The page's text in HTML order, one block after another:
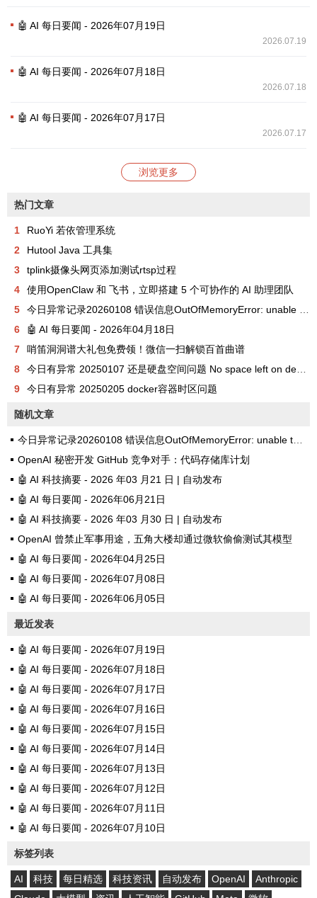
🤖 AI 每日要闻 - 2026年07月19日
2026.07.19
🤖 AI 每日要闻 - 2026年07月18日
2026.07.18
🤖 AI 每日要闻 - 2026年07月17日
2026.07.17
浏览更多
热门文章
1
RuoYi 若依管理系统
2
Hutool Java 工具集
3
tplink摄像头网页添加测试rtsp过程
4
使用OpenClaw 和 飞书，立即搭建 5 个可协作的 AI 助理团队
5
今日异常记录20260108 错误信息OutOfMemoryError: unable to create new native thread
6
🤖 AI 每日要闻 - 2026年04月18日
7
哨笛洞洞谱大礼包免费领！微信一扫解锁百首曲谱
8
今日有异常 20250107 还是硬盘空间问题 No space left on device
9
今日有异常 20250205 docker容器时区问题
随机文章
今日异常记录20260108 错误信息OutOfMemoryError: unable to create new native thread
OpenAI 秘密开发 GitHub 竞争对手：代码存储库计划
🤖 AI 科技摘要 - 2026 年03 月21 日 | 自动发布
🤖 AI 每日要闻 - 2026年06月21日
🤖 AI 科技摘要 - 2026 年03 月30 日 | 自动发布
OpenAI 曾禁止军事用途，五角大楼却通过微软偷偷测试其模型
🤖 AI 每日要闻 - 2026年04月25日
🤖 AI 每日要闻 - 2026年07月08日
🤖 AI 每日要闻 - 2026年06月05日
最近发表
🤖 AI 每日要闻 - 2026年07月19日
🤖 AI 每日要闻 - 2026年07月18日
🤖 AI 每日要闻 - 2026年07月17日
🤖 AI 每日要闻 - 2026年07月16日
🤖 AI 每日要闻 - 2026年07月15日
🤖 AI 每日要闻 - 2026年07月14日
🤖 AI 每日要闻 - 2026年07月13日
🤖 AI 每日要闻 - 2026年07月12日
🤖 AI 每日要闻 - 2026年07月11日
🤖 AI 每日要闻 - 2026年07月10日
标签列表
AI 科技 每日精选 科技资讯 自动发布 OpenAI
Anthropic